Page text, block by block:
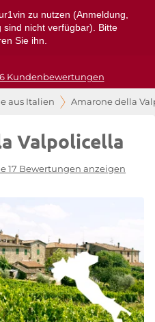
zu nutzen (Anmeldung,
sind nicht verfügbar). Bitte
Sie ihn.
Kundenbewertungen
aus Italien Amarone della
Valpolicella
17 Bewertungen anzeigen